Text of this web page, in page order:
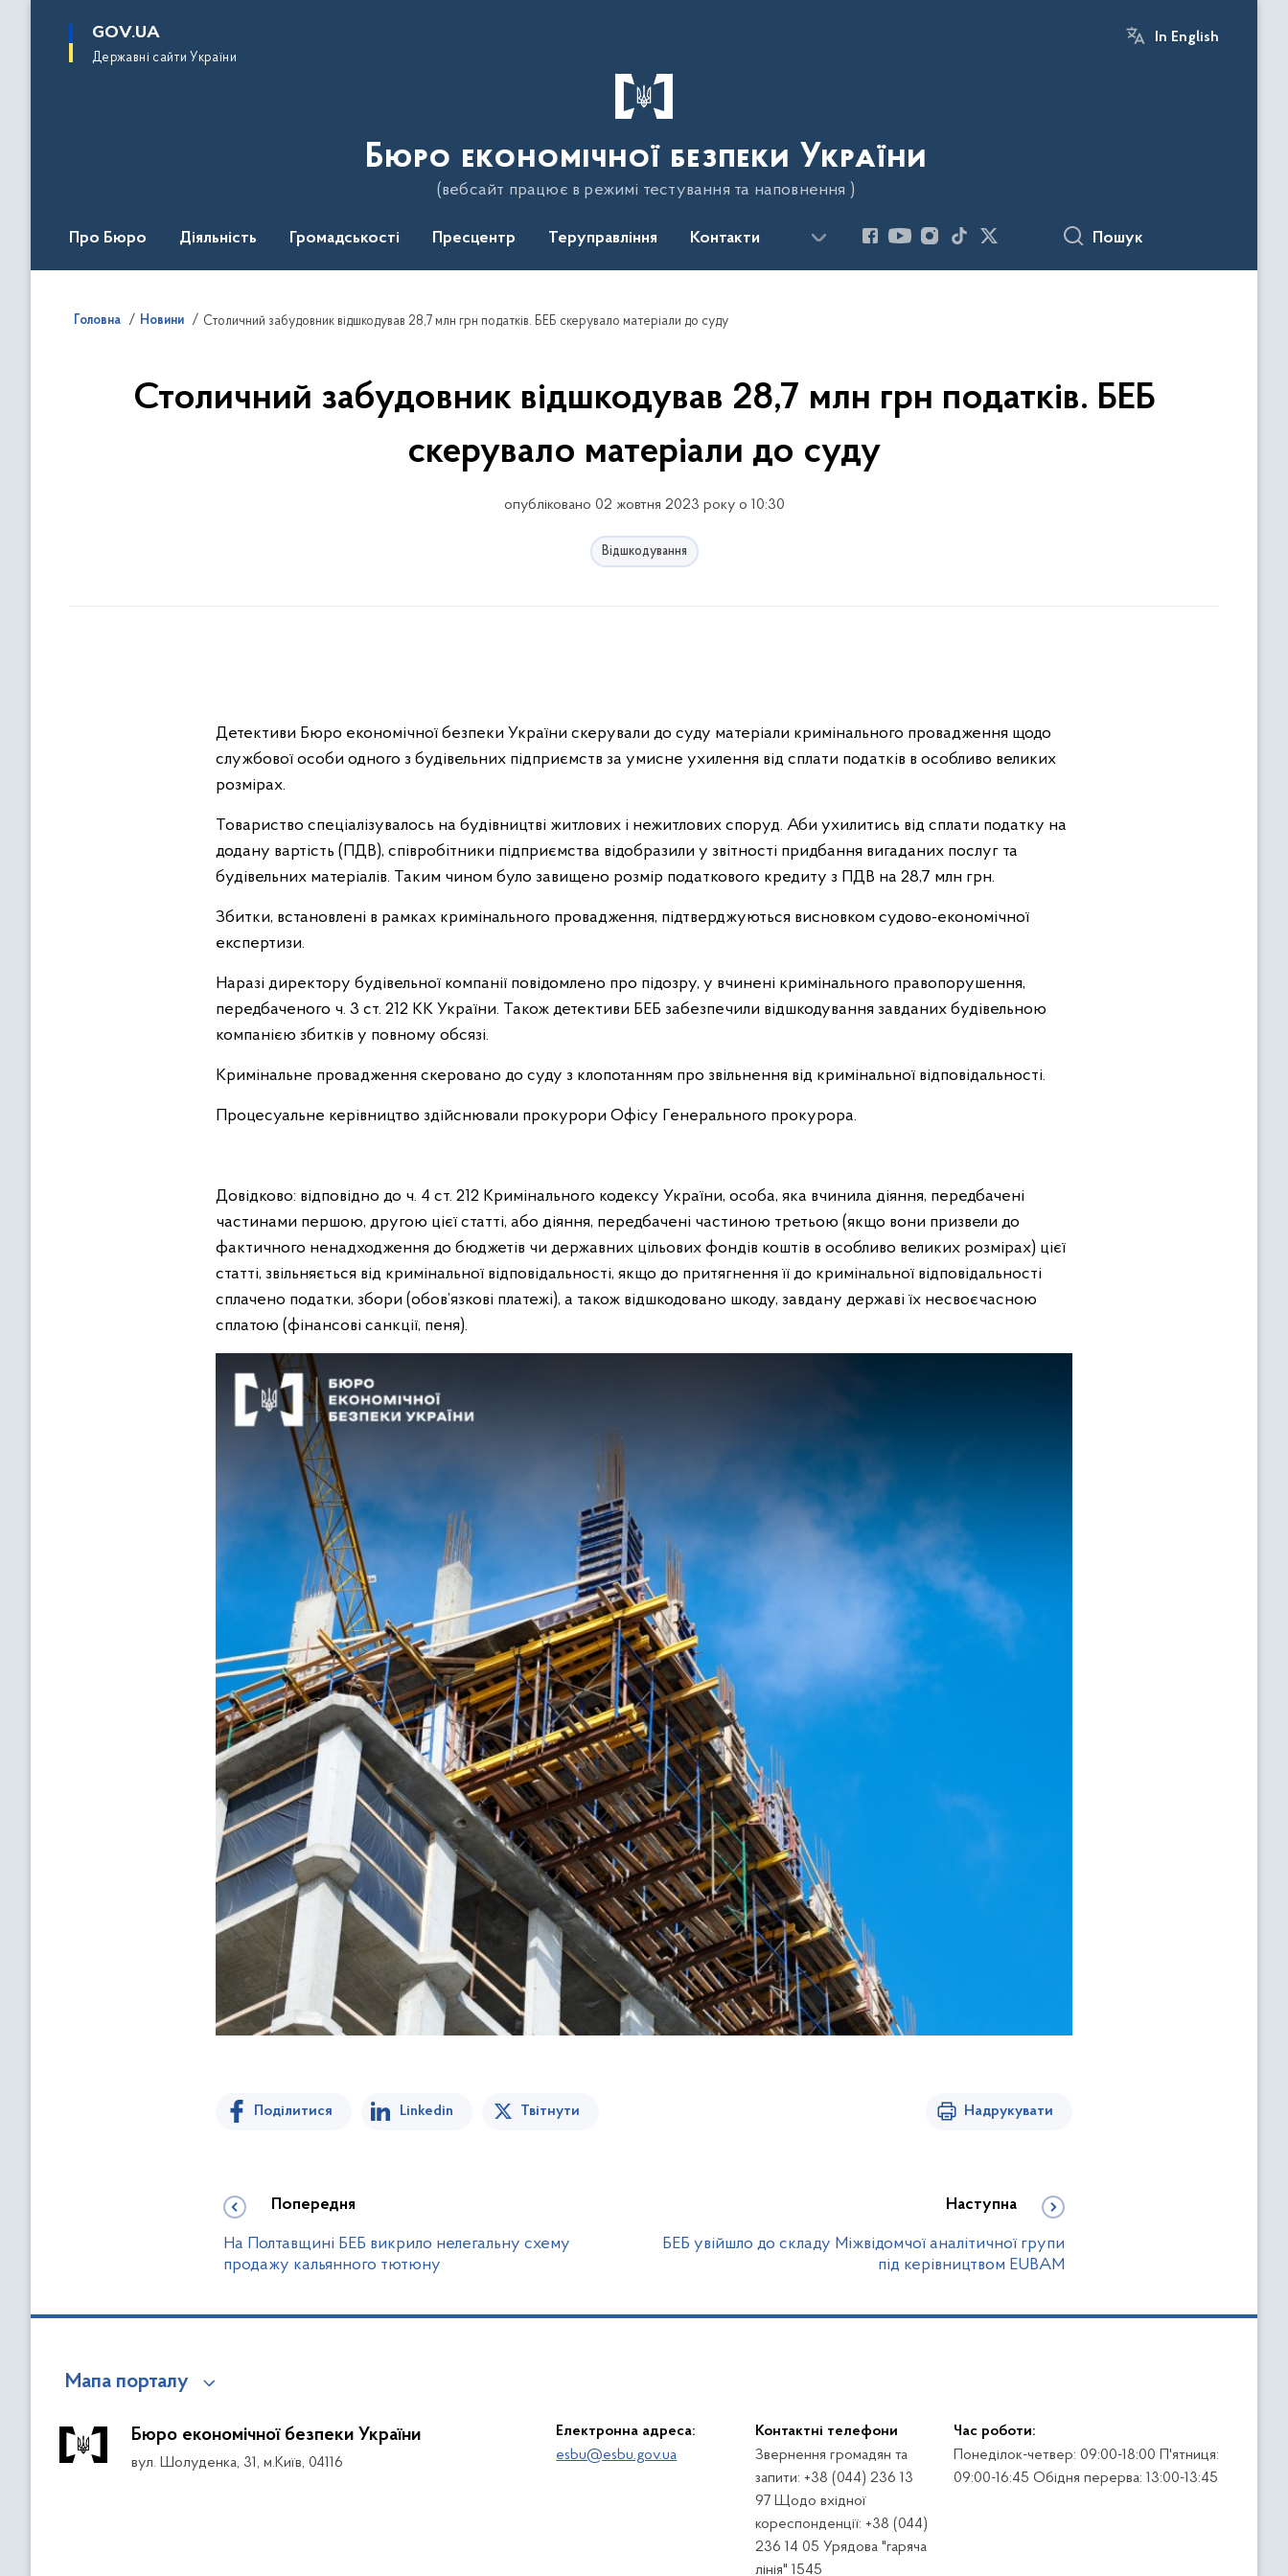
основного
GOV.UA
Державні сайти України
In English
Бюро економічної безпеки України
(вебсайт працює в режимі тестування та наповнення )
Про Бюро Діяльність Громадськості Пресцентр Теруправління Контакти Пошук
Головна Новини Столичний забудовник відшкодував 28,7 млн грн податків. БЕБ скерувало матеріали до суду
Столичний забудовник відшкодував 28,7 млн грн податків. БЕБ
скерувало матеріали до суду
опубліковано 02 жовтня 2023 року о 10:30
Відшкодування
Детективи Бюро економічної безпеки України скерували до суду матеріали кримінального провадження щодо
службової особи одного з будівельних підприємств за умисне ухилення від сплати податків в особливо великих
розмірах.
Товариство спеціалізувалось на будівництві житлових i нежитлових споруд. Аби ухилитись від сплати податку на
додану вартість (ПДВ), співробітники підприємства відобразили у звітності придбання вигаданих послуг та
будівельних матеріалів. Таким чином було завищено розмір податкового кредиту з ПДВ на 28,7 млн грн.
Збитки, встановлені в рамках кримінального провадження, підтверджуються висновком судово-економічної
експертизи.
Наразі директору будівельної компанії повідомлено про підозру, у вчинені кримінального правопорушення,
передбаченого ч. 3 ст. 212 КК України. Також детективи БЕБ забезпечили відшкодування завданих будівельною
компанією збитків у повному обсязі.
Кримінальне провадження скеровано до суду з клопотанням про звільнення від кримінальної відповідальності.
Процесуальне керівництво здійснювали прокурори Офісу Генерального прокурора.
Довідково: відповідно до ч. 4 ст. 212 Кримінального кодексу України, особа, яка вчинила діяння, передбачені
частинами першою, другою цієї статті, або діяння, передбачені частиною третьою (якщо вони призвели до
фактичного ненадходження до бюджетів чи державних цільових фондів коштів в особливо великих розмірах) цієї
статті, звільняється від кримінальної відповідальності, якщо до притягнення її до кримінальної відповідальності
сплачено податки, збори (обов’язкові платежі), а також відшкодовано шкоду, завдану державі їх несвоєчасною
сплатою (фінансові санкції, пеня).
Поділитися Linkedin Твітнути Надрукувати
Попередня
На Полтавщині БЕБ викрило нелегальну схему
продажу кальянного тютюну
Наступна
БЕБ увійшло до складу Міжвідомчої аналітичної групи
під керівництвом EUBAM
Мапа порталу
Бюро економічної безпеки України
вул. Шолуденка, 31, м.Київ, 04116
Електронна адреса:
esbu@esbu.gov.ua
Контактні телефони
Звернення громадян та
запити: +38 (044) 236 13
97 Щодо вхідної
кореспонденції: +38 (044)
236 14 05 Урядова "гаряча
лінія" 1545
Час роботи:
Понеділок-четвер: 09:00-18:00 П'ятниця:
09:00-16:45 Обідня перерва: 13:00-13:45